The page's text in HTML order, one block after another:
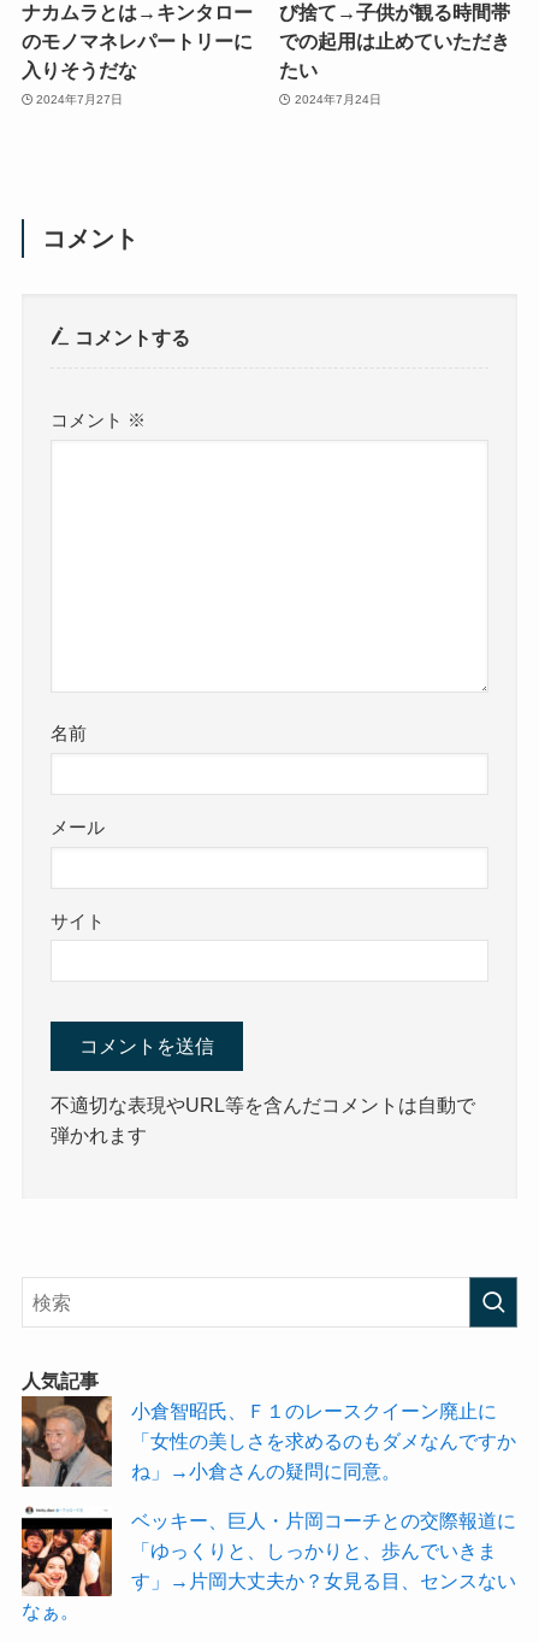
ナカムラとは→キンタロー
のモノマネレパートリーに
入りそうだな
2024年7月27日
び捨て→子供が観る時間帯
での起用は止めていただき
たい
2024年7月24日
コメント
コメントする
コメント ※
名前
メール
サイト
不適切な表現やURL等を含んだコメントは自動で
弾かれます
人気記事
小倉智昭氏、Ｆ１のレースクイーン廃止に
「女性の美しさを求めるのもダメなんですか
ね」→小倉さんの疑問に同意。
ベッキー、巨人・片岡コーチとの交際報道に
「ゆっくりと、しっかりと、歩んでいきま
す」→片岡大丈夫か？女見る目、センスない
なぁ。